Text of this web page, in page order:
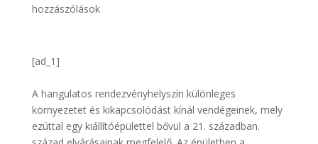
hozzászólások
[ad_1]
A hangulatos rendezvényhelyszín különleges
környezetet és kikapcsolódást kínál vendégeinek, mely
ezúttal egy kiállítóépülettel bővül a 21. században.